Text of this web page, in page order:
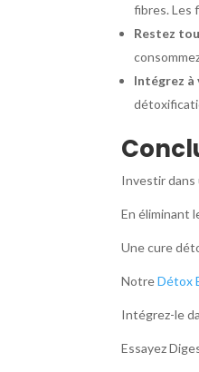
fibres. Les
Restez
Intégrez
Investir dans
En éliminant
Une cure
NotreDétox
Intégrez-le
Essayez